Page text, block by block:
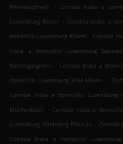
Weimeschhaff
. Comida India a
Luxemburg Belair . Comida India a
domicilio Luxemburg Märel . Comida
India a domicilio Luxemburg
Rollengergronn . Comida India a
domicilio Luxemburg Ville-Haute
.
Comida India a domicilio Luxemburg
Mühlenbach
. Comida India a
Luxemburg Kirchberg-Plateau . Comida
Comida India a domicilio Luxemburg